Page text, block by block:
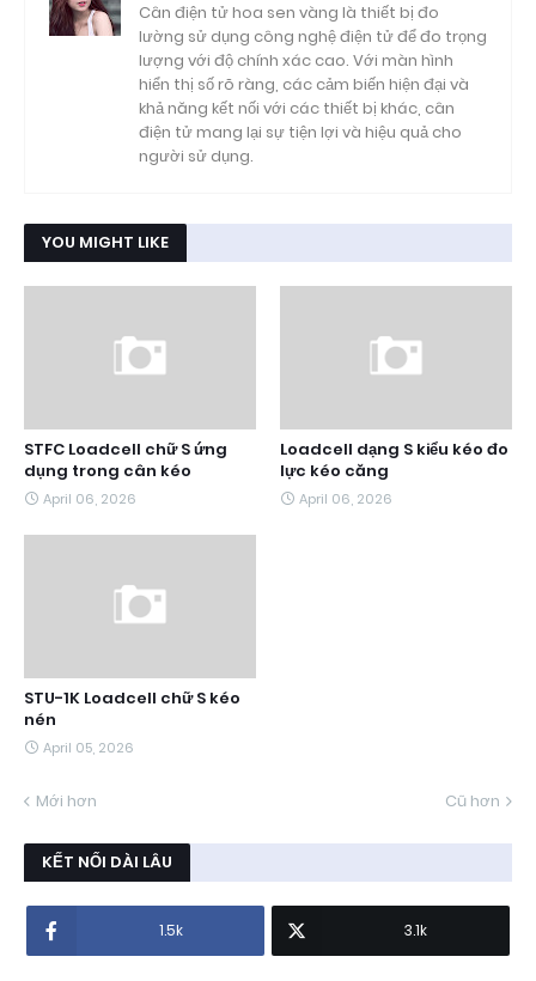
Cân điện tử hoa sen vàng là thiết bị đo
lường sử dụng công nghệ điện tử để đo trọng
lượng với độ chính xác cao. Với màn hình
hiển thị số rõ ràng, các cảm biến hiện đại và
khả năng kết nối với các thiết bị khác, cân
điện tử mang lại sự tiện lợi và hiệu quả cho
người sử dụng.
YOU MIGHT LIKE
STFC Loadcell chữ S ứng
dụng trong cân kéo
April 06, 2026
Loadcell dạng S kiểu kéo đo
lực kéo căng
April 06, 2026
STU-1K Loadcell chữ S kéo
nén
April 05, 2026
Mới hơn Cũ hơn
KẾT NỐI DÀI LÂU
1.5k 3.1k